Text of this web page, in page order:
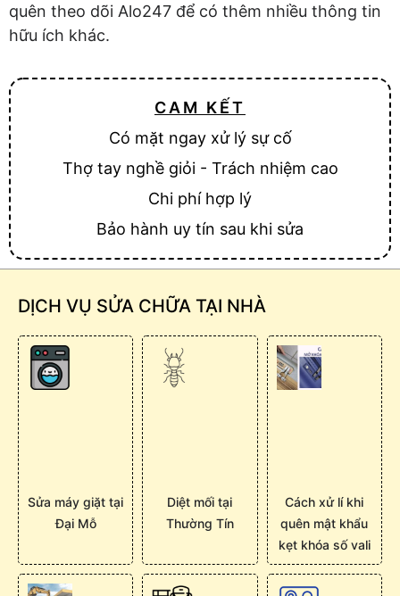
quên theo dõi Alo247 để có thêm nhiều thông tin
hữu ích khác.
CAM KẾT
Có mặt ngay xử lý sự cố
Thợ tay nghề giỏi - Trách nhiệm cao
Chi phí hợp lý
Bảo hành uy tín sau khi sửa
DỊCH VỤ SỬA CHỮA TẠI NHÀ
Sửa máy giặt tại
Đại Mỗ
Diệt mối tại
Thường Tín
Cách xử lí khi
quên mật khẩu
kẹt khóa số vali